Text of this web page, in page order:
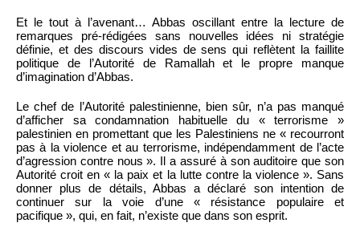
Et le tout à l’avenant… Abbas oscillant entre la lecture de
remarques pré-rédigées sans nouvelles idées ni stratégie
définie, et des discours vides de sens qui reflètent la faillite
politique de l’Autorité de Ramallah et le propre manque
d’imagination d’Abbas.
Le chef de l’Autorité palestinienne, bien sûr, n’a pas manqué
d’afficher sa condamnation habituelle du « terrorisme »
palestinien en promettant que les Palestiniens ne « recourront
pas à la violence et au terrorisme, indépendamment de l’acte
d’agression contre nous ». Il a assuré à son auditoire que son
Autorité croit en « la paix et la lutte contre la violence ». Sans
donner plus de détails, Abbas a déclaré son intention de
continuer sur la voie d’une « résistance populaire et
pacifique », qui, en fait, n’existe que dans son esprit.